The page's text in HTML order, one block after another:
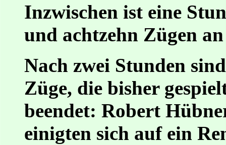
Inzwischen ist eine
und achtzehn Zügen
Nach zwei Stunden
Züge, die bisher
beendet: Robert
einigten sich auf ein